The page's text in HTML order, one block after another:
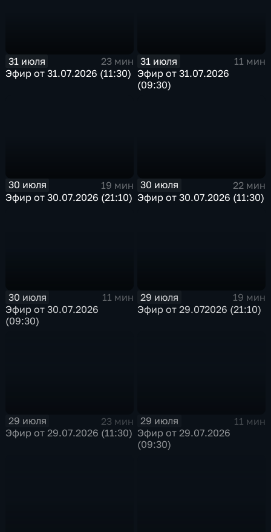
31 июля
23 мин
Эфир от 31.07.2026 (11:30)
31 июля
11 мин
Эфир от 31.07.2026
(09:30)
30 июля
19 мин
Эфир от 30.07.2026 (21:10)
30 июля
22 мин
Эфир от 30.07.2026 (11:30)
30 июля
11 мин
Эфир от 30.07.2026
(09:30)
29 июля
19 мин
Эфир от 29.072026 (21:10)
29 июля
23 мин
Эфир от 29.07.2026 (11:30)
29 июля
11 мин
Эфир от 29.07.2026
(09:30)